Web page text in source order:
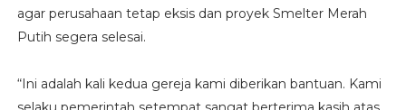
agar perusahaan tetap eksis dan proyek Smelter Merah
Putih segera selesai.
“Ini adalah kali kedua gereja kami diberikan bantuan. Kami